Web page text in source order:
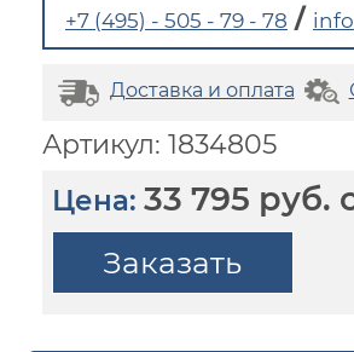
+7 (495) - 505 - 79 - 78 /
Доставка и оплата
Артикул: 1834805
Цена: 33 795 руб.
Заказать